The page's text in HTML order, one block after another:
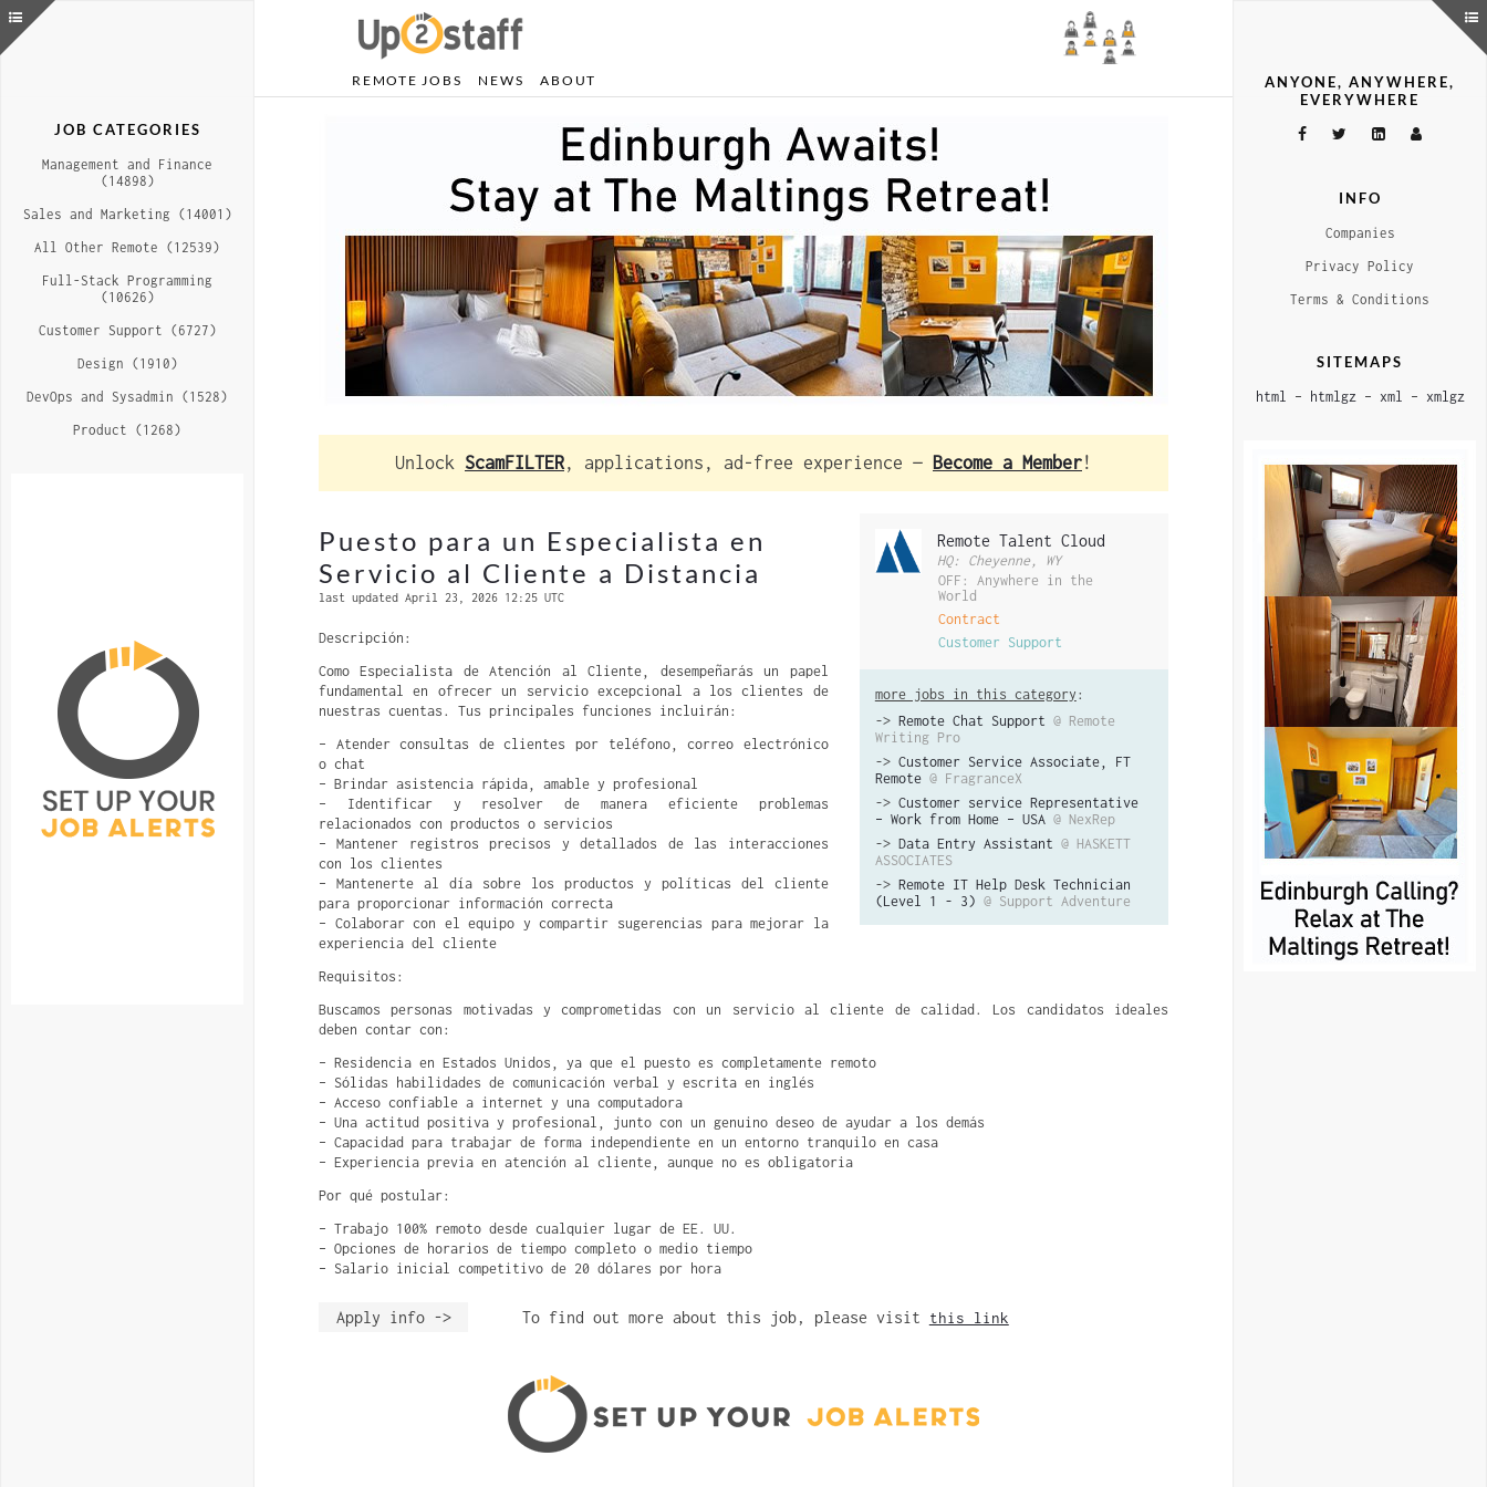
REMOTE JOBS NEWS ABOUT
Unlock ScamFILTER, applications, ad-free experience — Become a Member!
Puesto para un Especialista en
Servicio al Cliente a Distancia
last updated April 23, 2026 12:25 UTC
Remote Talent Cloud
HQ: Cheyenne, WY
OFF: Anywhere in the
World
Contract
Customer Support
more jobs in this category :
-> Remote Chat Support @ Remote
Writing Pro
-> Customer Service Associate, FT
Remote @ FragranceX
-> Customer service Representative
– Work from Home – USA @ NexRep
-> Data Entry Assistant @ HASKETT
ASSOCIATES
-> Remote IT Help Desk Technician
(Level 1 - 3) @ Support Adventure
Descripción:
Como Especialista de Atención al Cliente, desempeñarás un papel
fundamental en ofrecer un servicio excepcional a los clientes de
nuestras cuentas. Tus principales funciones incluirán:
– Atender consultas de clientes por teléfono, correo electrónico
o chat
– Brindar asistencia rápida, amable y profesional
– Identificar y resolver de manera eficiente problemas
relacionados con productos o servicios
– Mantener registros precisos y detallados de las interacciones
con los clientes
– Mantenerte al día sobre los productos y políticas del cliente
para proporcionar información correcta
– Colaborar con el equipo y compartir sugerencias para mejorar la
experiencia del cliente
Requisitos:
Buscamos personas motivadas y comprometidas con un servicio al cliente de calidad. Los candidatos ideales
deben contar con:
– Residencia en Estados Unidos, ya que el puesto es completamente remoto
– Sólidas habilidades de comunicación verbal y escrita en inglés
– Acceso confiable a internet y una computadora
– Una actitud positiva y profesional, junto con un genuino deseo de ayudar a los demás
– Capacidad para trabajar de forma independiente en un entorno tranquilo en casa
– Experiencia previa en atención al cliente, aunque no es obligatoria
Por qué postular:
– Trabajo 100% remoto desde cualquier lugar de EE. UU.
– Opciones de horarios de tiempo completo o medio tiempo
– Salario inicial competitivo de 20 dólares por hora
Apply info -> To find out more about this job, please visit this link
ANYONE, ANYWHERE,
EVERYWHERE
INFO
Companies
Privacy Policy
Terms & Conditions
SITEMAPS
html – htmlgz– xml – xmlgz
JOB CATEGORIES
Management and Finance
(14898)
Sales and Marketing (14001)
All Other Remote (12539)
Full-Stack Programming
(10626)
Customer Support (6727)
Design (1910)
DevOps and Sysadmin (1528)
Product (1268)